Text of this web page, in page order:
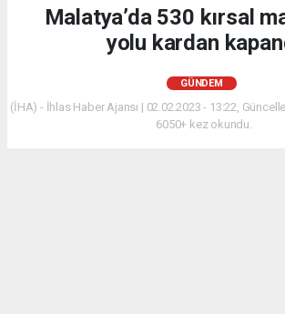
Malatya’da 530 kırsal
yolu kardan
GÜNDEM
(İHA) - İhlas Haber Ajansı | 02.02.2023 - 13:22,
6050+ kez okundu.